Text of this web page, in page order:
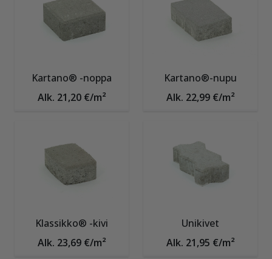
Kartano® -noppa
Alk. 21,20 €/m²
Kartano®-nupu
Alk. 22,99 €/m²
Klassikko® -kivi
Alk. 23,69 €/m²
Unikivet
Alk. 21,95 €/m²